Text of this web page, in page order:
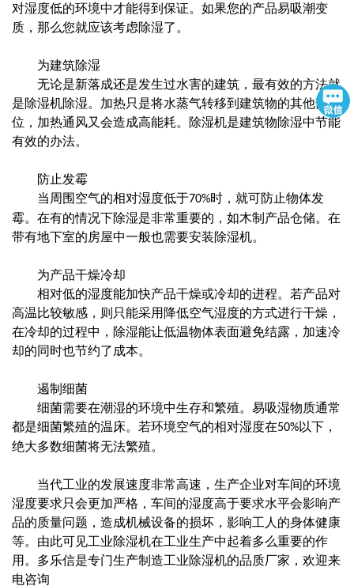
对湿度低的环境中才能得到保证。如果您的产品易吸潮变
质，那么您就应该考虑除湿了。
为建筑除湿
无论是新落成还是发生过水害的建筑，最有效的方法就
是除湿机除湿。加热只是将水蒸气转移到建筑物的其他部
位，加热通风又会造成高能耗。除湿机是建筑物除湿中节能
有效的办法。
防止发霉
当周围空气的相对湿度低于70%时，就可防止物体发
霉。在有的情况下除湿是非常重要的，如木制产品仓储。在
带有地下室的房屋中一般也需要安装除湿机。
为产品干燥冷却
相对低的湿度能加快产品干燥或冷却的进程。若产品对
高温比较敏感，则只能采用降低空气湿度的方式进行干燥，
在冷却的过程中，除湿能让低温物体表面避免结露，加速冷
却的同时也节约了成本。
遏制细菌
细菌需要在潮湿的环境中生存和繁殖。易吸湿物质通常
都是细菌繁殖的温床。若环境空气的相对湿度在50%以下，
绝大多数细菌将无法繁殖。
当代工业的发展速度非常高速，生产企业对车间的环境
湿度要求只会更加严格，车间的湿度高于要求水平会影响产
品的质量问题，造成机械设备的损坏，影响工人的身体健康
等。由此可见工业除湿机在工业生产中起着多么重要的作
用。 多乐信是专门生产制造工业除湿机的品质厂家，欢迎来
电咨询